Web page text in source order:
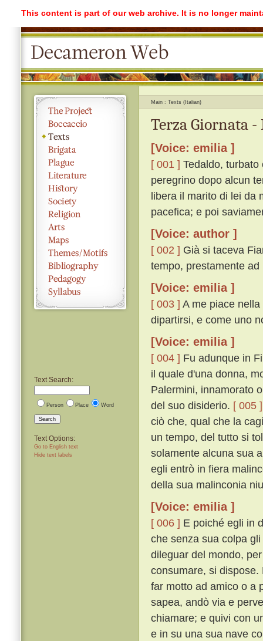
This content is part of our web archive. It is no longer
Text Search:
Person Place Word
Search
Text Options:
Go to English text
Hide text labels
Main Texts (Italian)
Terza Giornata
[Voice: emilia ]
[ 001 ] Tedaldo,
peregrino dopo alcun
libera il marito di lei da
pacefica; e poi
[Voice: author ]
[ 002 ] Già si taceva
tempo, prestamente
[Voice: emilia ]
[ 003 ] A me piace
dipartirsi, e come uno
[Voice: emilia ]
[ 004 ] Fu adunque in
il quale d'una donna,
Palermini, innamorato
del suo disiderio. [ 005 ]
ciò che, qual che la
un tempo, del tutto si
solamente alcuna sua
egli entrò in fiera
della sua malinconia
[Voice: emilia ]
[ 006 ] E poiché egli in
che senza sua colpa
dileguar del mondo,
consumare, si
far motto ad amico o a
sapea, andò via e
chiamare; e quivi con
e in su una sua nave